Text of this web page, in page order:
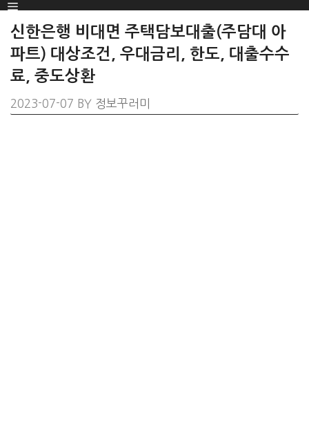
SKIP
TO
CONTENT
Menu
신한은행 비대면 주택담보대출(주담대 아
파트) 대상조건, 우대금리, 한도, 대출수수
료, 중도상환
2023-07-07 BY 정보꾸러미